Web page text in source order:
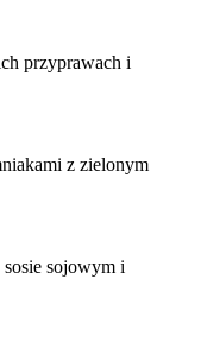
przyprawach i
z zielonym
sosie sojowym i